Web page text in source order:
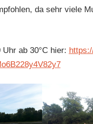
da sehr viele
ab 30°C hier: